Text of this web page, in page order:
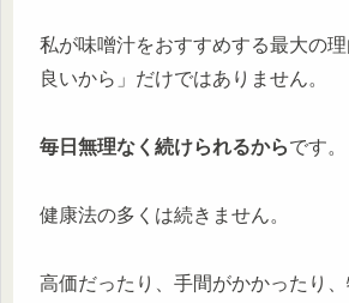
私が味噌汁をおすすめする最大の
良いから」だけではありません。
毎日無理なく続けられるからです。
健康法の多くは続きません。
高価だったり、手間がかかったり